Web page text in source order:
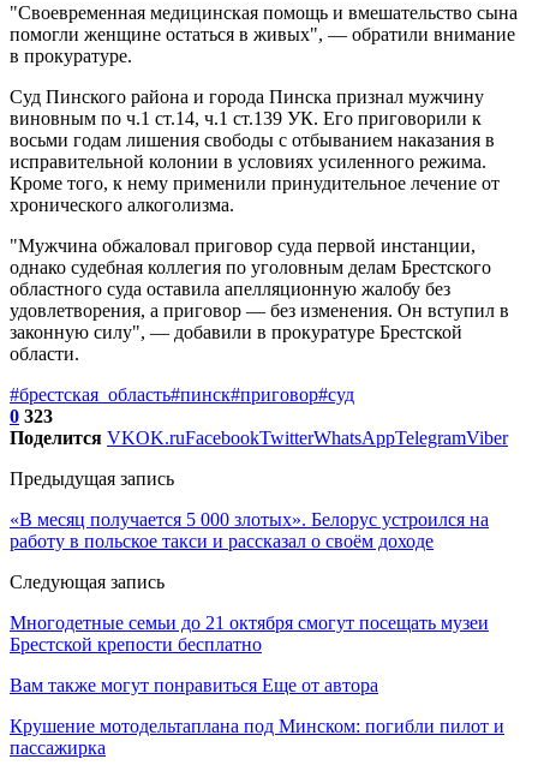
"Своевременная медицинская помощь и вмешательство сына
помогли женщине остаться в живых", — обратили внимание
в прокуратуре.
Суд Пинского района и города Пинска признал мужчину
виновным по ч.1 ст.14, ч.1 ст.139 УК. Его приговорили к
восьми годам лишения свободы с отбыванием наказания в
исправительной колонии в условиях усиленного режима.
Кроме того, к нему применили принудительное лечение от
хронического алкоголизма.
"Мужчина обжаловал приговор суда первой инстанции,
однако судебная коллегия по уголовным делам Брестского
областного суда оставила апелляционную жалобу без
удовлетворения, а приговор — без изменения. Он вступил в
законную силу", — добавили в прокуратуре Брестской
области.
#брестская_область#пинск#приговор#суд
0 323
Поделится VKOK.ruFacebookTwitterWhatsAppTelegramViber
Предыдущая запись
«В месяц получается 5 000 злотых». Белорус устроился на
работу в польское такси и рассказал о своём доходе
Следующая запись
Многодетные семьи до 21 октября смогут посещать музеи
Брестской крепости бесплатно
Вам также могут понравиться Еще от автора
Крушение мотодельтаплана под Минском: погибли пилот и
пассажирка